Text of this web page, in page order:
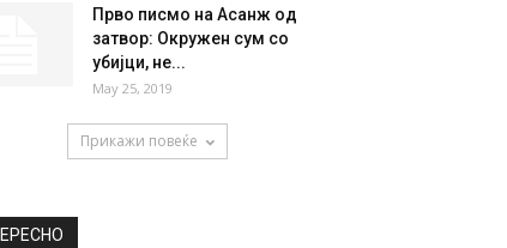
Македонија на второ место
по резерви на злато веднаш
зад Србија...
April 11, 2021